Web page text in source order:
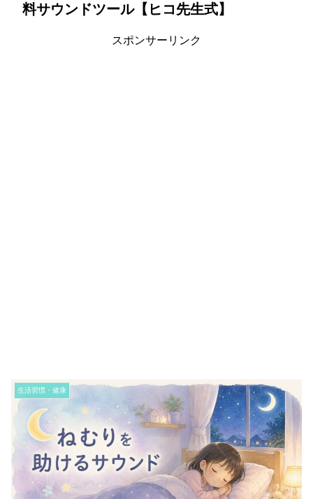
料サウンドツール【ヒコ先生式】
スポンサーリンク
生活習慣・健康